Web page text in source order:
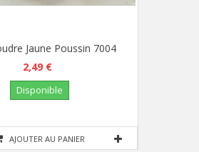
AJOUTER AU PANIER
Jaune Poussin 7004
2,49 €
Disponible